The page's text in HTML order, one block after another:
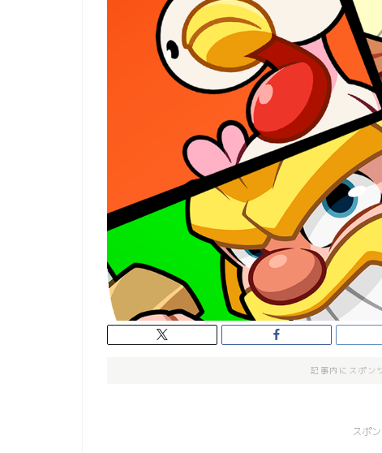
記事内にスポン
スポ